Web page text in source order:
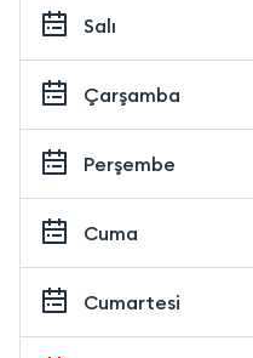
Salı
Çarşamba
Perşembe
Cuma
Cumartesi